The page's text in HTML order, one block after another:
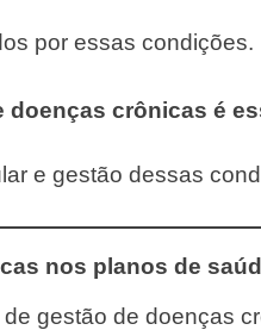
por essas condições.
doenças crônicas é
e gestão dessas
nos planos de
gestão de doenças